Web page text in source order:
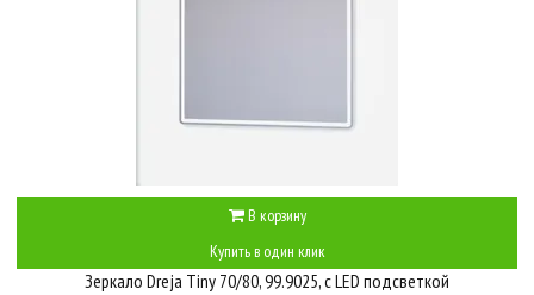
В корзину
Купить в один клик
Зеркало Dreja Tiny 70/80, 99.9025, с LED подсветкой